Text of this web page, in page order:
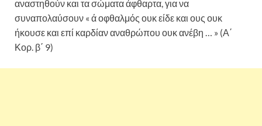
αναστηθούν και τα σώματα άφθαρτα, για να
συναπολαύσουν « ά οφθαλμός ουκ είδε και ους ουκ
ήκουσε και επί καρδίαν αναθρώπου ουκ ανέβη … » (Α΄
Κορ. β΄ 9)